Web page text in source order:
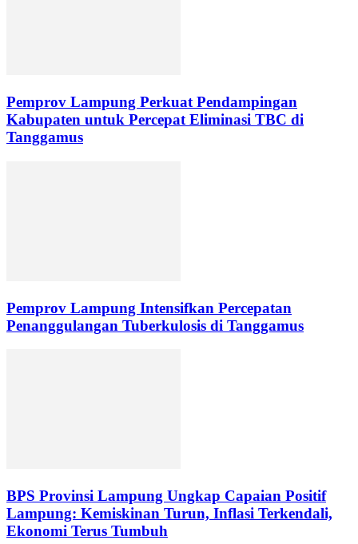
Pemprov Lampung Perkuat Pendampingan
Kabupaten untuk Percepat Eliminasi TBC di
Tanggamus
Pemprov Lampung Intensifkan Percepatan
Penanggulangan Tuberkulosis di Tanggamus
BPS Provinsi Lampung Ungkap Capaian Positif
Lampung: Kemiskinan Turun, Inflasi Terkendali,
Ekonomi Terus Tumbuh